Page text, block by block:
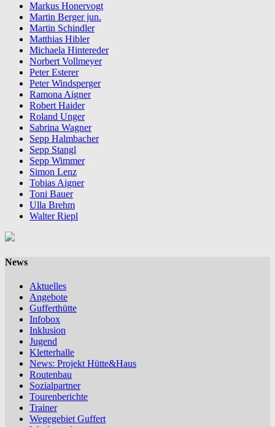
Markus Honervogt
Martin Berger jun.
Martin Schindler
Matthias Hibler
Michaela Hintereder
Norbert Vollmeyer
Peter Esterer
Peter Windsperger
Ramona Aigner
Robert Haider
Roland Unger
Sabrina Wagner
Sepp Halmbacher
Sepp Stangl
Sepp Wimmer
Simon Lenz
Tobias Aigner
Toni Bauer
Ulla Brehm
Walter Riepl
News
Aktuelles
Angebote
Gufferthütte
Infobox
Inklusion
Jugend
Kletterhalle
News: Projekt Hütte&Haus
Routenbau
Sozialpartner
Tourenberichte
Trainer
Wegegebiet Guffert